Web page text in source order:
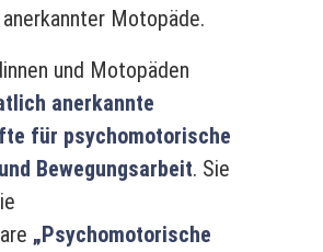
Motopäde.
und Motopäden
anerkannte
für psychomotorische
Bewegungsarbeit. Sie
„Psychomotorische